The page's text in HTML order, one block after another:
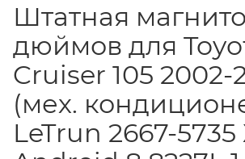
Штатная
дюймов для
Cruiser 105 2002-
(мех.
LeTrun 2667-5735